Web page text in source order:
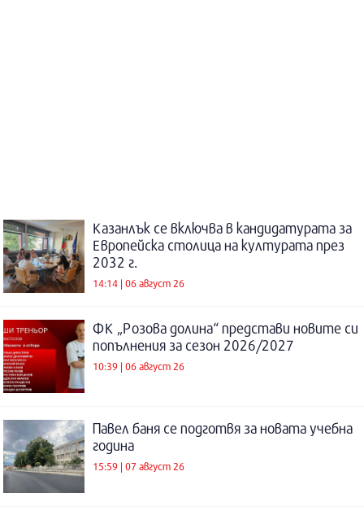
Казанлък се включва в кандидатурата за
Европейска столица на културата през
2032 г.
14:14 | 06 август 26
ФК „Розова долина“ представи новите си
попълнения за сезон 2026/2027
10:39 | 06 август 26
Павел баня се подготвя за новата учебна
година
15:59 | 07 август 26